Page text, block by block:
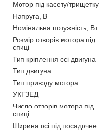
Мотор під касету/трищетку
Напруга, В
Номінальна потужність, Вт
Розмір отворів мотора під
спиці
Тип кріплення осі двигуна
Тип двигуна
Тип приводу мотора
УКТЗЕД
Число отворів мотора під
спиці
Ширина осі під посадочне